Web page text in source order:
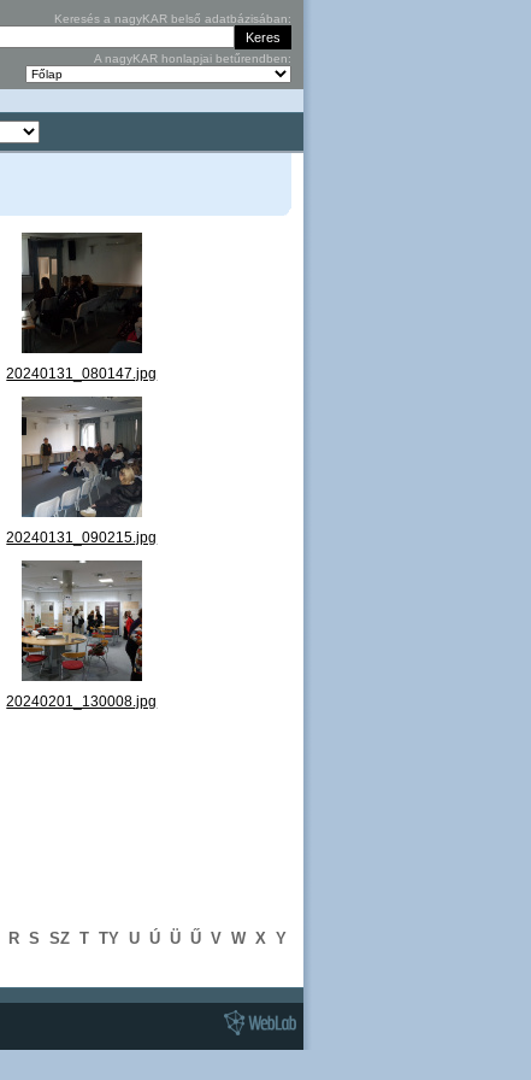
Keresés a nagyKAR belső adatbázisában:
A nagyKAR honlapjai betűrendben:
20240131_080147.jpg
20240131_090215.jpg
20240201_130008.jpg
R S SZ T TY U Ú Ü Ű V W X Y